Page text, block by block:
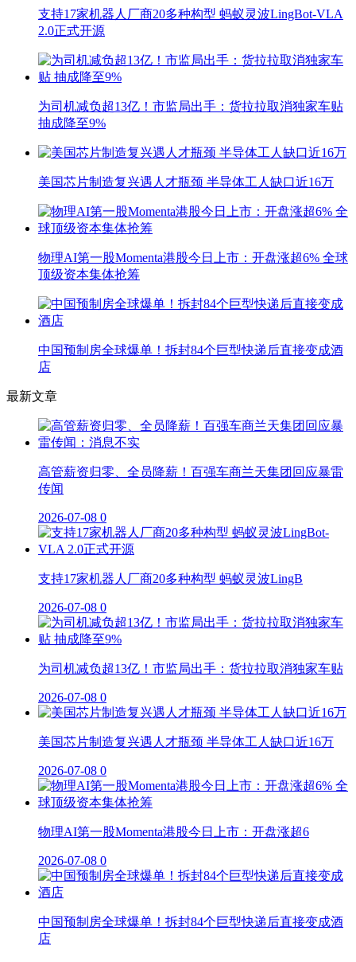
支持17家机器人厂商20多种构型 蚂蚁灵波LingBot-VLA
2.0正式开源
为司机减负超13亿！市监局出手：货拉拉取消独家车贴
抽成降至9%
美国芯片制造复兴遇人才瓶颈 半导体工人缺口近16万
物理AI第一股Momenta港股今日上市：开盘涨超6% 全球
顶级资本集体抢筹
中国预制房全球爆单！拆封84个巨型快递后直接变成酒
店
最新文章
高管薪资归零、全员降薪！百强车商兰天集团回应暴雷
传闻
2026-07-08 0
支持17家机器人厂商20多种构型 蚂蚁灵波LingB
2026-07-08 0
为司机减负超13亿！市监局出手：货拉拉取消独家车贴
2026-07-08 0
美国芯片制造复兴遇人才瓶颈 半导体工人缺口近16万
2026-07-08 0
物理AI第一股Momenta港股今日上市：开盘涨超6
2026-07-08 0
中国预制房全球爆单！拆封84个巨型快递后直接变成酒
店